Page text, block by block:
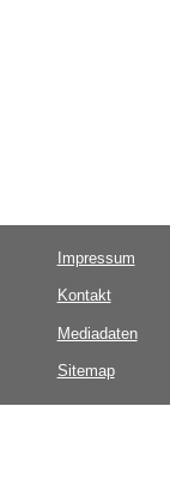
Impressum
Kontakt
Mediadaten
Sitemap